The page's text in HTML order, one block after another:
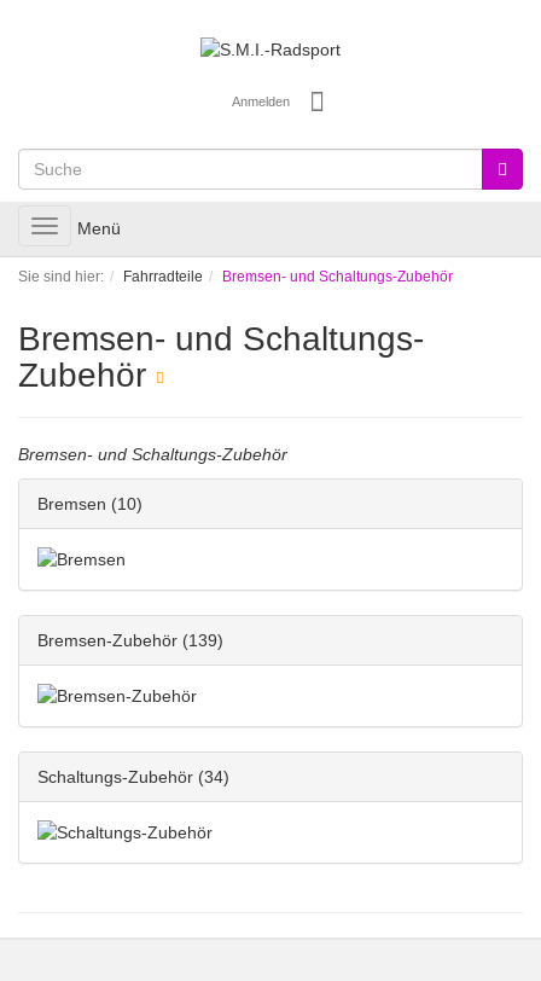
Anmelden
Toggle
navigation
Menü
Sie sind hier: Fahrradteile Bremsen- und Schaltungs-Zubehör
Bremsen- und Schaltungs-
Zubehör
Bremsen- und Schaltungs-Zubehör
Bremsen (10)
Bremsen-Zubehör (139)
Schaltungs-Zubehör (34)